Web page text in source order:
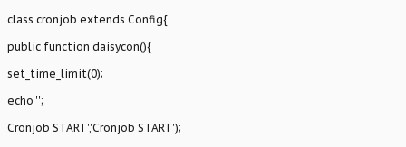
class cronjob extends Config{
public function daisycon(){
set_time_limit(0);
echo '';
Cronjob START','Cronjob START');